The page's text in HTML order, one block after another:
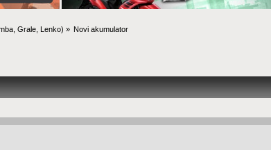
,Grale Lenko) » Novi akumulator